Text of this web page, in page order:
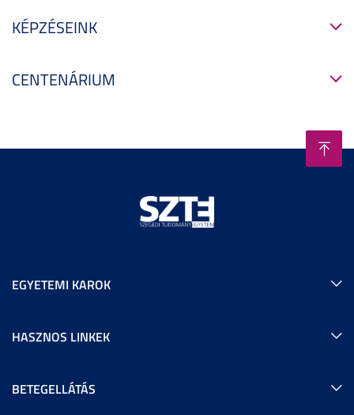
KÉPZÉSEINK
CENTENÁRIUM
EGYETEMI KAROK
HASZNOS LINKEK
BETEGELLÁTÁS